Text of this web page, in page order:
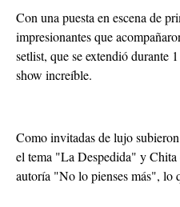
Con una puesta en escena de
impresionantes que
setlist, que se extendió durante
show increíble.
Como invitadas de lujo
el tema "La Despedida" y Chita
autoría "No lo pienses más", lo